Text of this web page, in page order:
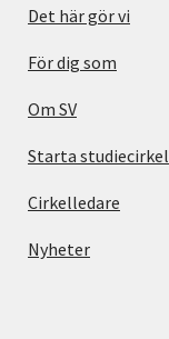
Det här gör vi
För dig som
Om SV
Starta studiecirkel
Cirkelledare
Nyheter